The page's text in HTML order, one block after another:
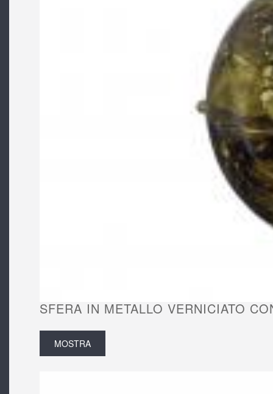
SFERA IN METALLO VERNICIATO
MOSTRA